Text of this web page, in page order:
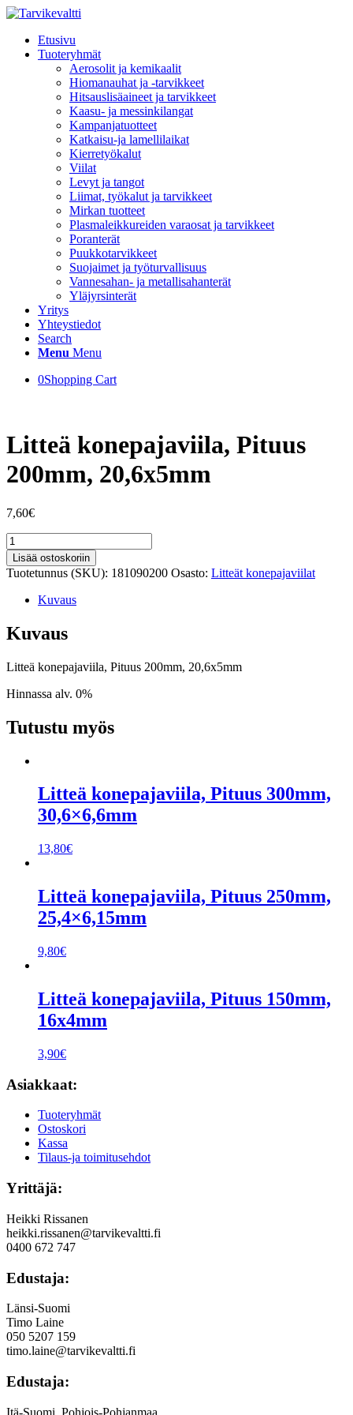
Etusivu
Tuoteryhmät
Aerosolit ja kemikaalit
Hiomanauhat ja -tarvikkeet
Hitsauslisäaineet ja tarvikkeet
Kaasu- ja messinkilangat
Kampanjatuotteet
Katkaisu-ja lamellilaikat
Kierretyökalut
Viilat
Levyt ja tangot
Liimat, työkalut ja tarvikkeet
Mirkan tuotteet
Plasmaleikkureiden varaosat ja tarvikkeet
Poranterät
Puukkotarvikkeet
Suojaimet ja työturvallisuus
Vannesahan- ja metallisahanterät
Yläjyrsinterät
Yritys
Yhteystiedot
Search
Menu Menu
0Shopping Cart
Litteä konepajaviila, Pituus
200mm, 20,6x5mm
7,60€
Litteä
konepajaviila,
Pituus
200mm,
20,6x5mm
Lisää ostoskoriin
Tuotetunnus (SKU): 181090200 Osasto: Litteät konepajaviilat
Kuvaus
Kuvaus
Litteä konepajaviila, Pituus 200mm, 20,6x5mm
Hinnassa alv. 0%
Tutustu myös
Litteä konepajaviila, Pituus 300mm,
30,6×6,6mm
13,80€
Litteä konepajaviila, Pituus 250mm,
25,4×6,15mm
9,80€
Litteä konepajaviila, Pituus 150mm,
16x4mm
3,90€
Asiakkaat:
Tuoteryhmät
Ostoskori
Kassa
Tilaus-ja toimitusehdot
Yrittäjä:
Heikki Rissanen
heikki.rissanen@tarvikevaltti.fi
0400 672 747
Edustaja:
Länsi-Suomi
Timo Laine
050 5207 159
timo.laine@tarvikevaltti.fi
Edustaja:
Itä-Suomi, Pohjois-Pohjanmaa